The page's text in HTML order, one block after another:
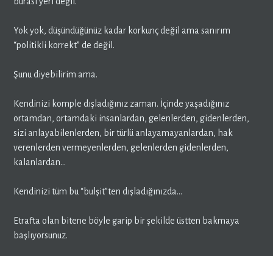
Yok yok, düşündüğünüz kadar korkunç değil ama sanırım
“politikli korrekt” de değil.
Şunu diyebilirim ama.
Kendinizi komple dışladığınız zaman. İçinde yaşadığınız
ortamdan, ortamdaki insanlardan, gelenlerden, gidenlerden,
sizi anlayabilenlerden, bir türlü anlayamayanlardan, hak
verenlerden vermeyenlerden, gelenlerden gidenlerden,
kalanlardan…
Kendinizi tüm bu “bulşit”ten dışladığınızda…
Etrafta olan bitene böyle garip bir şekilde üstten bakmaya
başlıyorsunuz.